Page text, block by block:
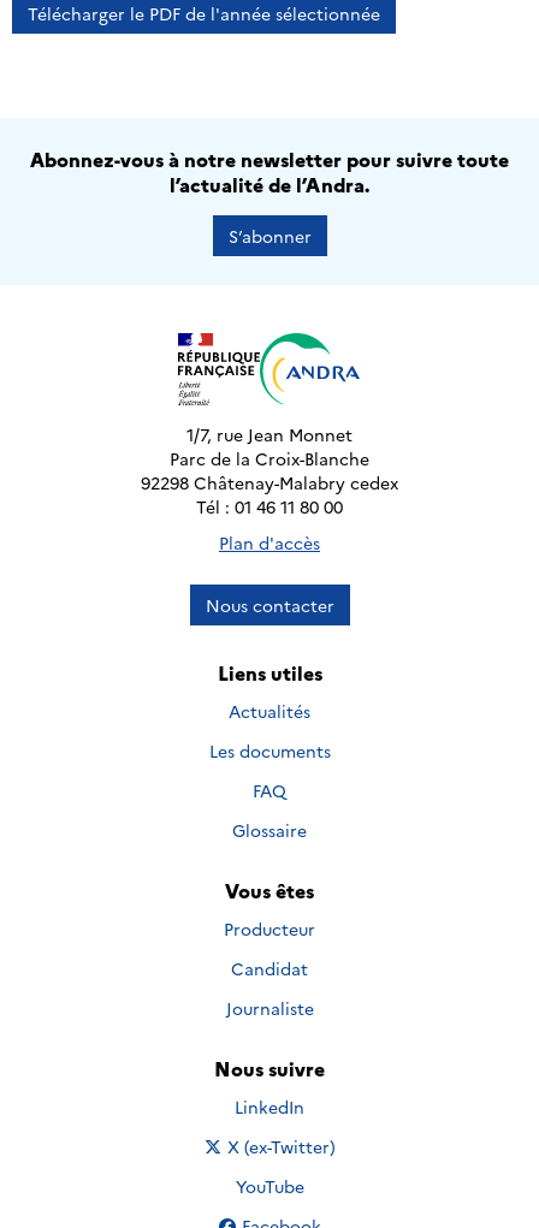
Télécharger le PDF de l'année sélectionnée
Abonnez-vous à notre newsletter pour suivre toute
l’actualité de l’Andra.
S’abonner
1/7, rue Jean Monnet
Parc de la Croix-Blanche
92298 Châtenay-Malabry cedex
Tél : 01 46 11 80 00
Plan d'accès
Nous contacter
Liens utiles
Actualités
Les documents
FAQ
Glossaire
Vous êtes
Producteur
Candidat
Journaliste
Nous suivre
Nous suivre sur
LinkedIn
Nous suivre sur
X (ex-Twitter)
Nous suivre sur
YouTube